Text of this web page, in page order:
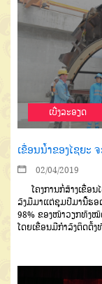
ເບີ່ງລະອຽດ
ເຂື່ອນນ້ຳຂອງໄຊຍະ
02/04/2019
ໂຄງການກໍ່ສ້າງເຂື່ອນ
ລົງມືມາແຕ່ຊຸມປີມານີ້ຮອ
98% ຂອງໜ້າວຽກທັງໝົ
ໂດຍເຂື່ອນມີກຳລັງຕິດຕັ້